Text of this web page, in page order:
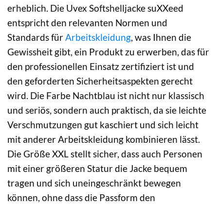
erheblich. Die Uvex Softshelljacke suXXeed
entspricht den relevanten Normen und
Standards fürArbeitskleidung, was Ihnen die
Gewissheit gibt, ein Produkt zu erwerben, das für
den professionellen Einsatz zertifiziert ist und
den geforderten Sicherheitsaspekten gerecht
wird. Die Farbe Nachtblau ist nicht nur klassisch
und seriös, sondern auch praktisch, da sie leichte
Verschmutzungen gut kaschiert und sich leicht
mit anderer Arbeitskleidung kombinieren lässt.
Die Größe XXL stellt sicher, dass auch Personen
mit einer größeren Statur die Jacke bequem
tragen und sich uneingeschränkt bewegen
können, ohne dass die Passform den